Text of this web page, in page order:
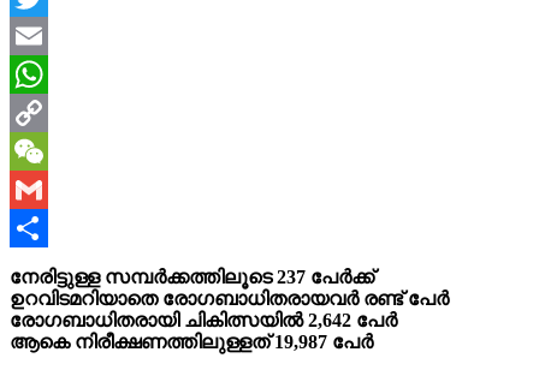
Twitter
Email
WhatsApp
Copy
Link
WeChat
Gmail
Share
നേരിട്ടുള്ള സമ്പര്‍ക്കത്തിലൂടെ 237 പേര്‍ക്ക്
ഉറവിടമറിയാതെ രോഗബാധിതരായവര്‍ രണ്ട് പേര്‍
രോഗബാധിതരായി ചികിത്സയില്‍ 2,642 പേര്‍
ആകെ നിരീക്ഷണത്തിലുള്ളത് 19,987 പേര്‍